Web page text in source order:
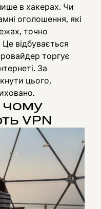
в хакерах. Чи
оголошення, які
точно
відбувається
торгує
За
цього,
чому
VPN